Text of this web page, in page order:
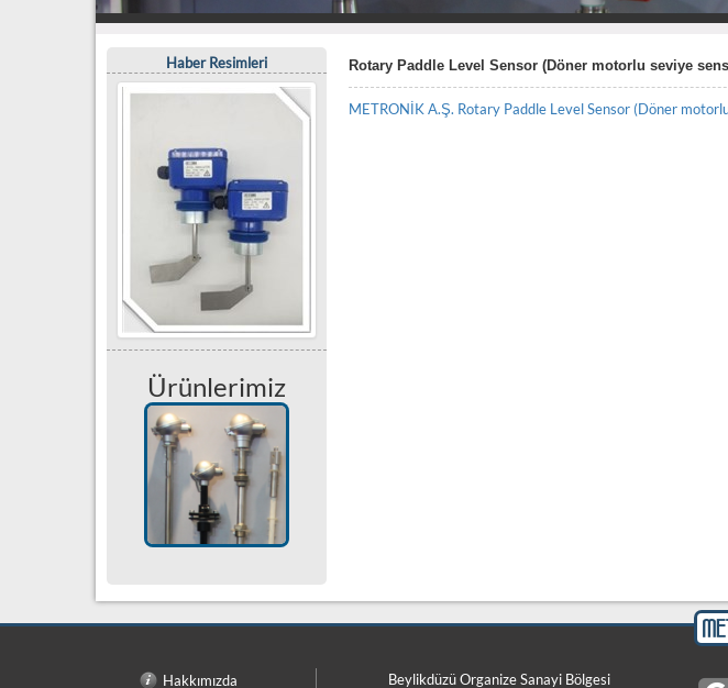
Haber Resimleri
Ürünlerimiz
Rotary Paddle Level Sensor (Döner motorlu seviye
METRONİK A.Ş. Rotary Paddle Level Sensor (Döner
Hakkımızda Beylikdüzü Organize Sanayi Bölgesi